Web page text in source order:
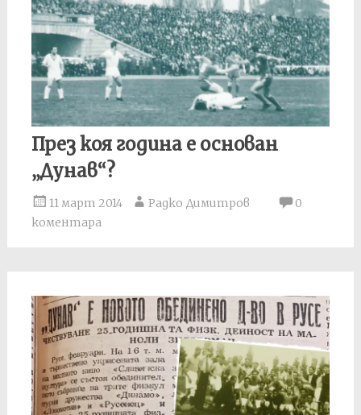
През коя година е основан
„Дунав“?
11 март 2014 Радко Димитров
0
коментара